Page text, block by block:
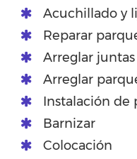
Acuchillado y
Reparar
Arreglar
Arreglar
Instalación de
Barnizar
Colocación